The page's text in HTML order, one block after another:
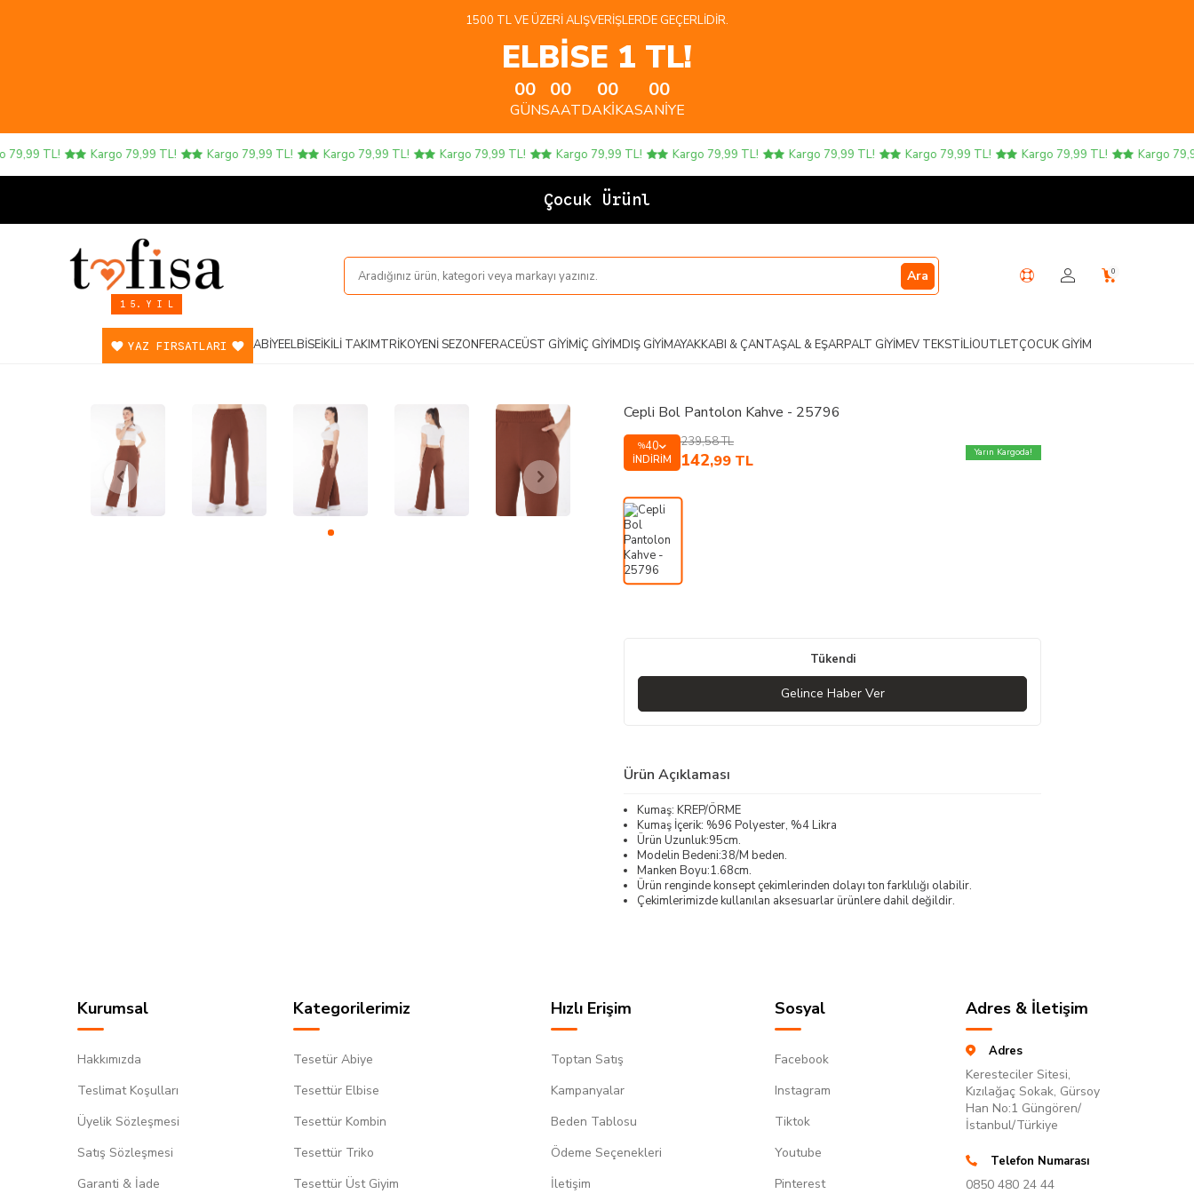
1500 TL VE ÜZERI ALIŞVERIŞLERDE GEÇERLIDIR.
ELBİSE 1 TL!
00
GÜN
00
SAAT
00
DAKIKA
00
SANIYE
TL! Kargo 79,99 TL! Kargo 79,99 TL! Kargo 79,99 TL! Kargo 79,99 TL! Kargo 79,99 TL! Kargo 79,99 TL! Kargo 79,99 TL! Kargo 79,99 TL! Kargo 79,99 TL! Kargo 79,99
Çocuk Ürünleri
1 5. Y I L
Ara 0
YAZ FIRSATLARI ABIYEELBISEİKILI TAKIMTRIKOYENI SEZONFERACEÜST GIYIMİÇ GIYIMDIŞ GIYIMAYAKKABI & ÇANTAŞAL & EŞARPALT GIYIMEV TEKSTILIOUTLETÇOCUK GIYIM
Cepli Bol Pantolon Kahve - 25796
%40
İNDIRIM
239,58TL
142,99 TL Yarın Kargoda!
Tükendi
Gelince Haber Ver
Ürün Açıklaması
Kumaş: KREP/ÖRME
Kumaş İçerik: %96 Polyester, %4 Likra
Ürün Uzunluk:95cm.
Modelin Bedeni:38/M beden.
Manken Boyu:1.68cm.
Ürün renginde konsept çekimlerinden dolayı ton farklılığı olabilir.
Çekimlerimizde kullanılan aksesuarlar ürünlere dahil değildir.
Kurumsal
Hakkımızda
Teslimat Koşulları
Üyelik Sözleşmesi
Satış Sözleşmesi
Garanti & İade
Kategorilerimiz
Tesetür Abiye
Tesettür Elbise
Tesettür Kombin
Tesettür Triko
Tesettür Üst Giyim
Hızlı Erişim
Toptan Satış
Kampanyalar
Beden Tablosu
Ödeme Seçenekleri
İletişim
Sosyal
Facebook
Instagram
Tiktok
Youtube
Pinterest
Adres & İletişim
Adres
Keresteciler Sitesi,
Kızılağaç Sokak, Gürsoy
Han No:1 Güngören/
İstanbul/Türkiye
Telefon Numarası
0850 480 24 44